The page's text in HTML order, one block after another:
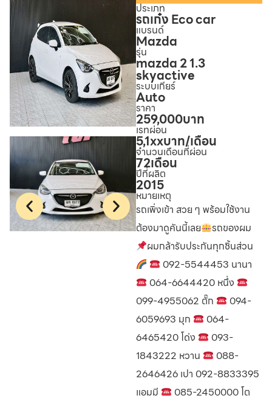
ประเภท
รถเก๋ง Eco car
แบรนด์
Mazda
รุ่น
mazda 2 1.3
skyactive
ระบบเกียร์
Auto
ราคา
259,000บาท
เรทผ่อน
5,1xxบาท/เดือน
จำนวนเดือนที่ผ่อน
72เดือน
ปีที่ผลิต
2015
หมายเหตุ
รถเพิ่งเข้า สวย ๆ พร้อมใช้งาน
ต้องมาดูคันนี้เลย
รถของผม
ผมกล้ารับประกันทุกชิ้นส่วน
092-5544453 นานา
064-6644420 หนึ่ง
099-4955062 ตั๊ก
094-
6059693 มุก
064-
6465420 โด่ง
093-
1843222 หวาน
088-
2646426 เปา 092-8833395
แอมมี
085-2450000 โต